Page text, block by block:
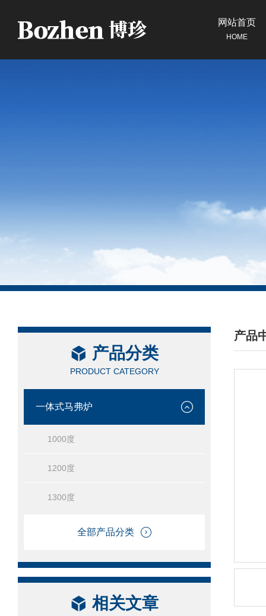
网站首页
HOME
产品分类
PRODUCT CATEGORY
一体式马弗炉
1000度
1200度
1300度
全部产品分类
相关文章
产品
/